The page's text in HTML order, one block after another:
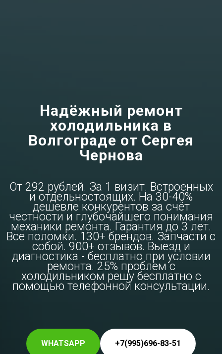
Надёжный ремонт
холодильника в
Волгограде от Сергея
Чернова
От 292 рублей. За 1 визит. Встроенных
и отдельностоящих. На 30-40%
дешевле конкурентов за счёт
честности и глубочайшего понимания
механики ремонта. Гарантия до 3 лет.
Все поломки. 130+ брендов. Запчасти с
собой. 900+ отзывов. Выезд и
диагностика - бесплатно при условии
ремонта. 25% проблем с
холодильником решу бесплатно с
помощью телефонной консультации.
WHATSAPP +7(995)696-83-51